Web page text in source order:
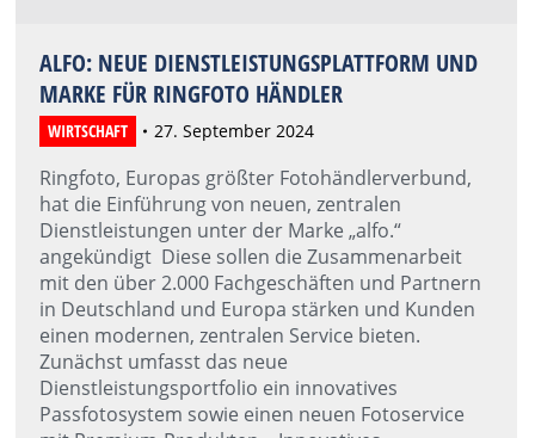
ALFO: NEUE DIENSTLEISTUNGSPLATTFORM UND
MARKE FÜR RINGFOTO HÄNDLER
WIRTSCHAFT 27. September 2024
Ringfoto, Europas größter Fotohändlerverbund,
hat die Einführung von neuen, zentralen
Dienstleistungen unter der Marke „alfo.“
angekündigt Diese sollen die Zusammenarbeit
mit den über 2.000 Fachgeschäften und Partnern
in Deutschland und Europa stärken und Kunden
einen modernen, zentralen Service bieten.
Zunächst umfasst das neue
Dienstleistungsportfolio ein innovatives
Passfotosystem sowie einen neuen Fotoservice